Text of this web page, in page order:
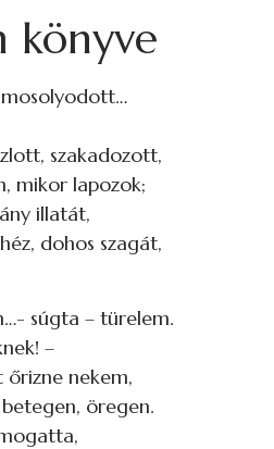
könyve
szakadozott,
mikor lapozok;
illatát,
dohos szagát,
súgta – türelem.
–
nekem,
öregen.